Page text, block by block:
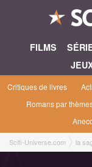
FILMS
Critiques de livres
Romans par
Scifi-Universe.com
la
Les Loups d'Uriam #1